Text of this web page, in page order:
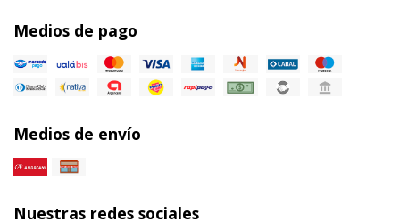
Medios de pago
Medios de envío
Nuestras redes sociales